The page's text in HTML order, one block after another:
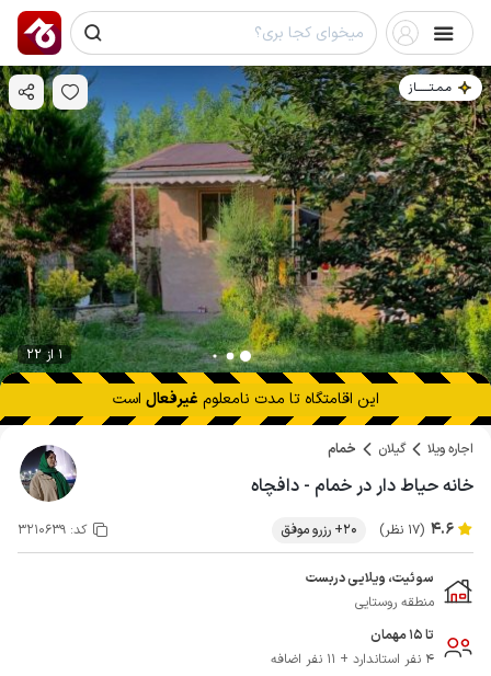
مـمـتــــــاز
1 از 22
این اقامتگاه تا مدت نامعلوم غیرفعال است
اجاره ویلا گیلان خمام
خانه حیاط دار در خمام - دافچاه
4.6 (17 نظر) 20+ رزرو موفق کد: 3210639
سوئیت، ویلایی دربست
منطقه روستایی
تا 15 مهمان
4 نفر استاندارد + 11 نفر اضافه